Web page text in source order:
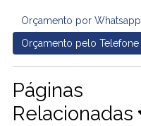
Orçamento por Whatsapp
Orçamento pelo Telefone
Páginas
Relacionadas